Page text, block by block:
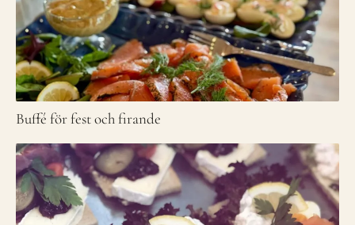
Buffé för fest och firande